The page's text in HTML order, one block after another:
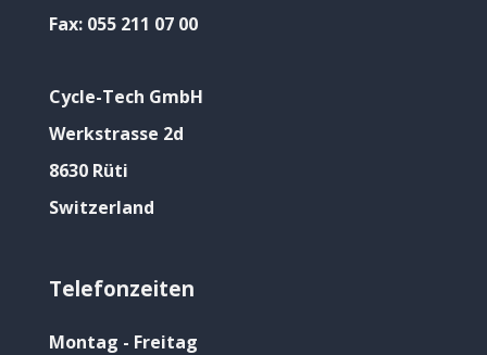
Fax: 055 211 07 00
Cycle-Tech GmbH
Werkstrasse 2d
8630 Rüti
Switzerland
Telefonzeiten
Montag - Freitag